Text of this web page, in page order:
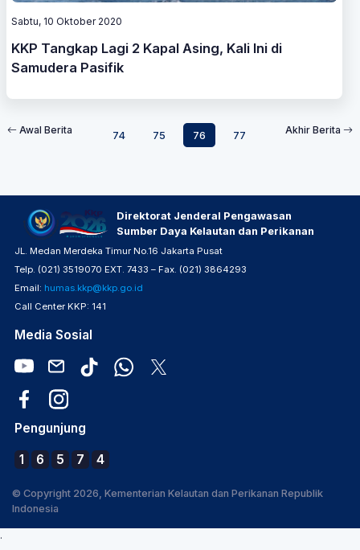
Sabtu, 10 Oktober 2020
KKP Tangkap Lagi 2 Kapal Asing, Kali Ini di
Samudera Pasifik
Awal Berita 74 75 76 77 Akhir Berita
Direktorat Jenderal Pengawasan
Sumber Daya Kelautan dan Perikanan
JL. Medan Merdeka Timur No.16 Jakarta Pusat
Telp. (021) 3519070 EXT. 7433 – Fax. (021) 3864293
Email: humas.kkp@kkp.go.id
Call Center KKP: 141
Media Sosial
Pengunjung
1 6 5 7 4
© Copyright 2026, Kementerian Kelautan dan Perikanan Republik
Indonesia
.